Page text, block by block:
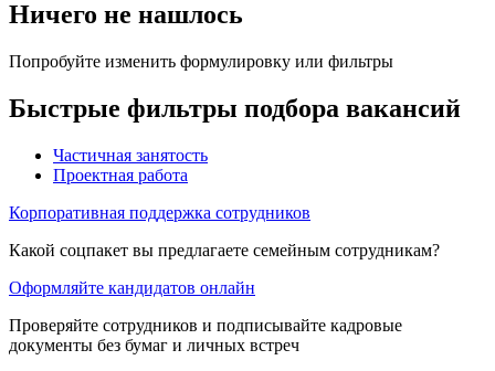
Ничего не нашлось
Попробуйте изменить формулировку или фильтры
Быстрые фильтры подбора вакансий
Частичная занятость
Проектная работа
Корпоративная поддержка сотрудников
Какой соцпакет вы предлагаете семейным сотрудникам?
Оформляйте кандидатов онлайн
Проверяйте сотрудников и подписывайте кадровые
документы без бумаг и личных встреч